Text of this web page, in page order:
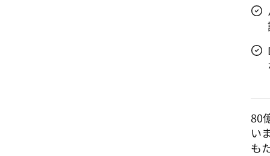
80
い
も